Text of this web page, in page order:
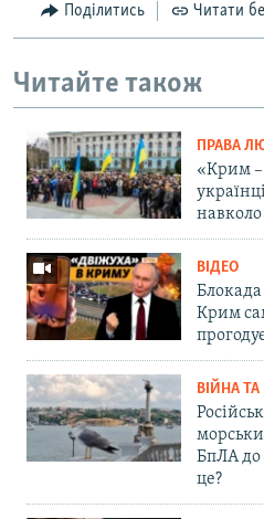
Поділитись Читати
Читайте також
ПРАВА
«Крим –
навколо
ВІДЕО
Блокада
Крим
ВІЙНА
БпЛА до
це?